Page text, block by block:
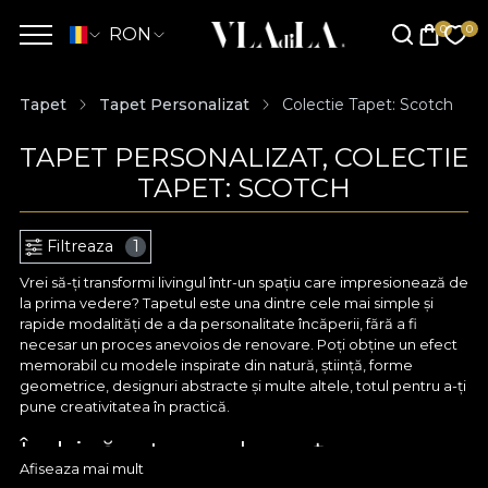
RON
Tapet Tapet Personalizat Colectie Tapet: Scotch
TAPET PERSONALIZAT, COLECTIE
TAPET: SCOTCH
Filtreaza 1
Vrei să-ți transformi livingul într-un spațiu care impresionează de
la prima vedere? Tapetul este una dintre cele mai simple și
rapide modalități de a da personalitate încăperii, fără a fi
necesar un proces anevoios de renovare. Poți obține un efect
memorabil cu modele inspirate din natură, știință, forme
geometrice, designuri abstracte și multe altele, totul pentru a-ți
pune creativitatea în practică.
Îmbină arta cu eleganța cu
Afiseaza mai mult